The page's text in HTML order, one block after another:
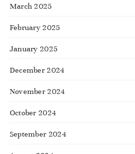
March 2025
February 2025
January 2025
December 2024
November 2024
October 2024
September 2024